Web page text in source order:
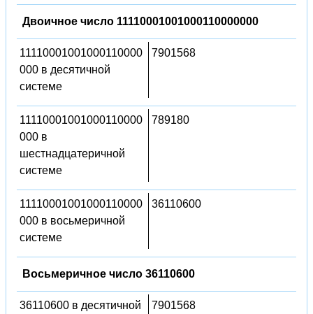
Двоичное число 11110001001000110000000
11110001001000110000
000 в десятичной
системе
7901568
11110001001000110000
000 в
шестнадцатеричной
системе
789180
11110001001000110000
000 в восьмеричной
системе
36110600
Восьмеричное число 36110600
36110600 в десятичной 7901568